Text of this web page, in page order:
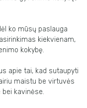
ko mūsų paslauga
kiekvienam,
kokybę.
apie tai, kad sutaupyti
maistu be virtuvės
kavinėse.